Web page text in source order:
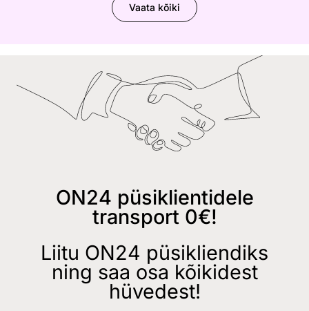
Vaata kõiki
ON24 püsiklientidele
transport 0€!
Liitu ON24 püsikliendiks
ning saa osa kõikidest
hüvedest!